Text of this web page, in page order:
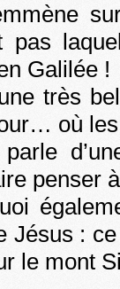
pas
Galilée !
très
où
penser
Jésus :
le mont